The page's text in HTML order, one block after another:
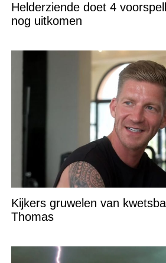
Helderziende doet 4
nog uitkomen
Kijkers gruwelen van
Thomas